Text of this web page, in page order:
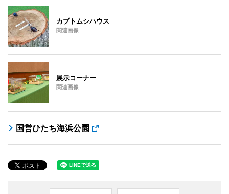
カブトムシハウス
関連画像
展示コーナー
関連画像
国営ひたち海浜公園